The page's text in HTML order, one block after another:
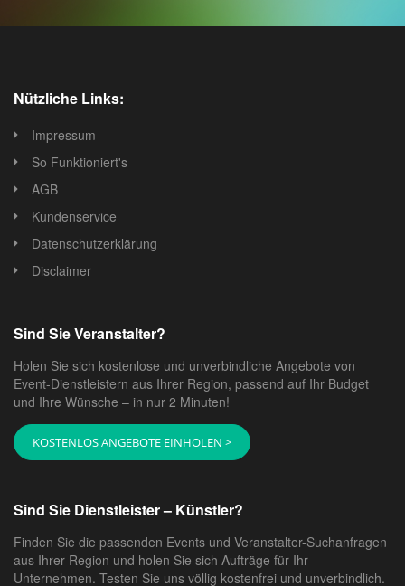
Nützliche Links:
Impressum
So Funktioniert's
AGB
Kundenservice
Datenschutzerklärung
Disclaimer
Sind Sie Veranstalter?
Holen Sie sich kostenlose und unverbindliche Angebote von
Event-Dienstleistern aus Ihrer Region, passend auf Ihr Budget
und Ihre Wünsche – in nur 2 Minuten!
KOSTENLOS ANGEBOTE EINHOLEN >
Sind Sie Dienstleister – Künstler?
Finden Sie die passenden Events und Veranstalter-Suchanfragen
aus Ihrer Region und holen Sie sich Aufträge für Ihr
Unternehmen. Testen Sie uns völlig kostenfrei und unverbindlich.